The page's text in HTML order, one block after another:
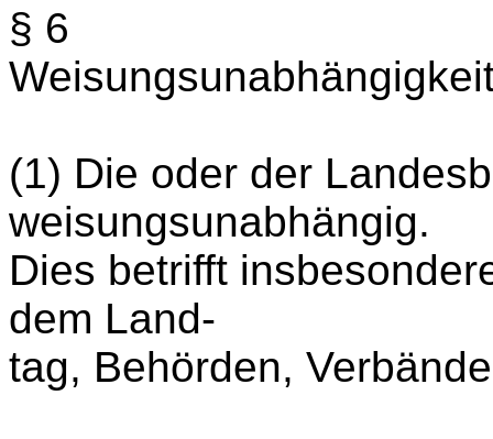
§ 6
(1) Die oder der
weisungsunabhängig.
Dies betrifft
dem Land-
tag, Behörden,